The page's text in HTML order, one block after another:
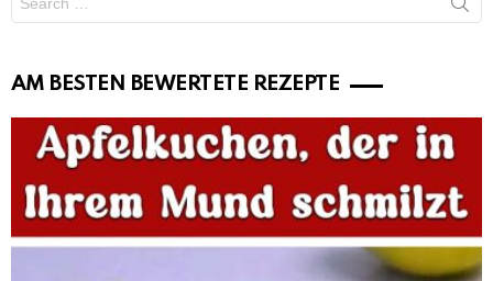
for:
AM BESTEN BEWERTETE REZEPTE